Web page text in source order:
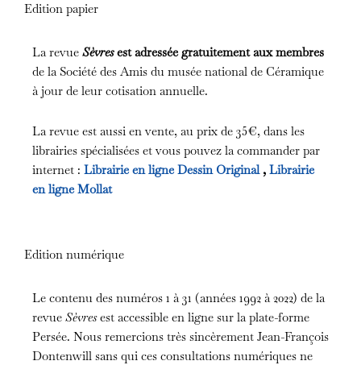
Edition papier
La revue Sèvresest adressée gratuitement aux membres
de la Société des Amis du musée national de Céramique
à jour de leur cotisation annuelle.
La revue est aussi en vente, au prix de 35€, dans les
librairies spécialisées et vous pouvez la commander par
internet : Librairie en ligne Dessin Original, Librairie
en ligne Mollat
Edition numérique
Le contenu des numéros 1 à 31 (années 1992 à 2022) de la
revue Sèvresest accessible en ligne sur la plate-forme
Persée. Nous remercions très sincèrement Jean-François
Dontenwill sans qui ces consultations numériques ne